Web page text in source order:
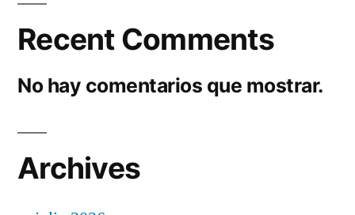
Recent Comments
No hay comentarios que mostrar.
Archives